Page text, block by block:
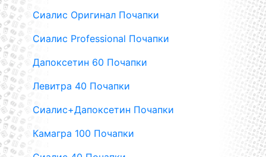
Сиалис Оригинал Почапки
Сиалис Professional Почапки
Дапоксетин 60 Почапки
Левитра 40 Почапки
Сиалис+Дапоксетин Почапки
Камагра 100 Почапки